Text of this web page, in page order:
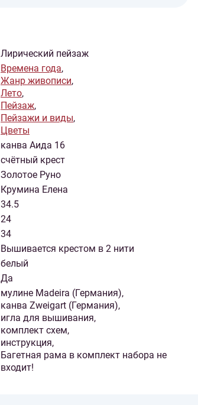
Лирический пейзаж
Времена года,
Жанр живописи,
Лето,
Пейзаж,
Пейзажи и виды,
Цветы
канва Аида 16
счётный крест
Золотое Руно
Крумина Елена
34.5
24
34
Вышивается крестом в 2 нити
белый
Да
мулине Madeira (Германия),
канва Zweigart (Германия),
игла для вышивания,
комплект схем,
инструкция,
Багетная рама в комплект набора не
входит!